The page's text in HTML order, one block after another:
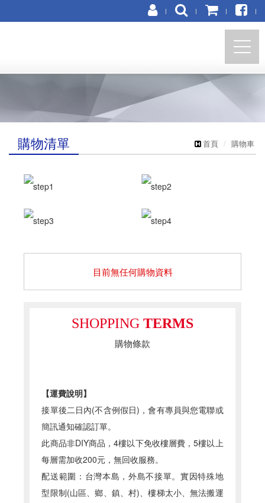
https://marco-polo.com.tw
首頁 購物車
購物清單
目前無任何購物資料
SHOPPING TERMS
購物條款
【運費說明】
接單後二日內(不含例假日)，會有專員與您電聯或
簡訊通知確認訂單。
此商品非DIY商品，4樓以下免收樓層費，5樓以上
每層需加收200元，無回收服務。
配送範圍：台灣本島，外島不接單。實因特殊地
型限制(山區、鄉、鎮、村)、樓梯太小、無法搬運